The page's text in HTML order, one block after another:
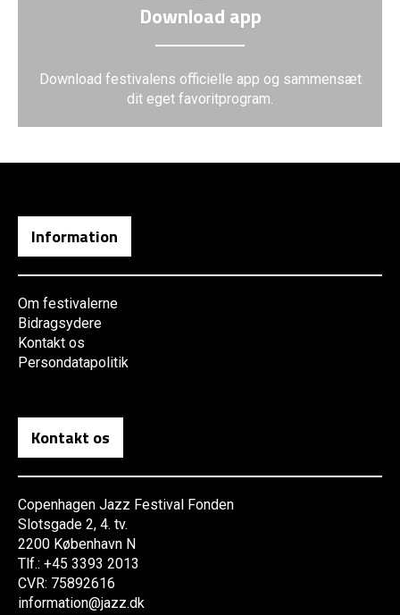
Download app
Download festivalens officielle app og sammensæt
dit eget favoritprogram.
Information
Om festivalerne
Bidragsydere
Kontakt os
Persondatapolitik
Kontakt os
Copenhagen Jazz Festival Fonden
Slotsgade 2, 4. tv.
2200 København N
Tlf.: +45 3393 2013
CVR: 75892616
information@jazz.dk